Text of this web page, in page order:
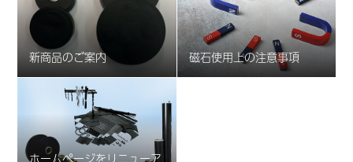
新商品のご案内 磁石使用上の注意事項
ホームページをリニューア